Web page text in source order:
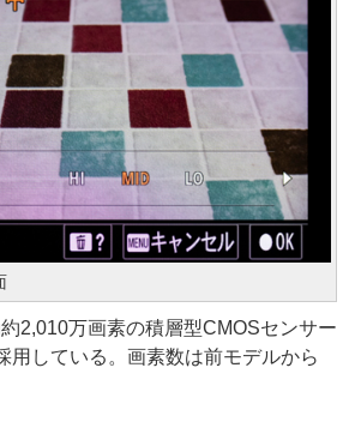
2,010万画素の積層型CMOSセンサー
用している。画素数は前モデルから